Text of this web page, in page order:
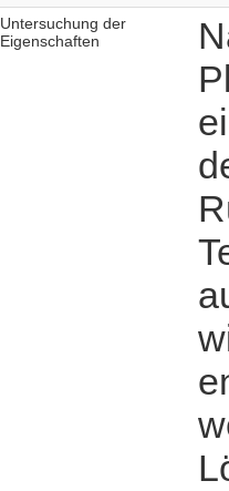
Untersuchung der
Eigenschaften